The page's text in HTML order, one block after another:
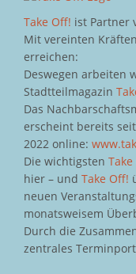
Take Off! ist Partner
Mit vereinten
erreichen:
Deswegen arbeiten
Stadtteilmagazin
Das
erscheint bereits
2022 online:
Die wichtigsten
hier – und Take Off!
neuen
monatsweisem
Durch die
zentrales